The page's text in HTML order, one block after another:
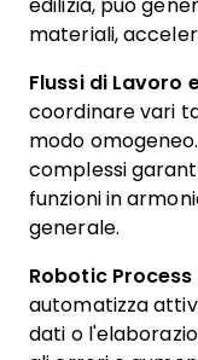
edilizia, può
materiali,
Flussi di Lavoro
coordinare vari
modo
complessi
funzioni in
generale.
Robotic
automatizza
dati o